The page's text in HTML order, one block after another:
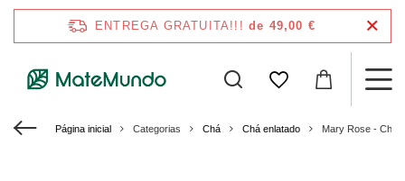
ENTREGA GRATUITA!!! de 49,00 €
Página inicial Categorias Chá Chá enlatado Mary Rose - Chá